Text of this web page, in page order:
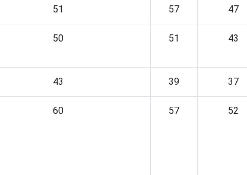
51 57 47
50 51 43
43 39 37
60 57 52